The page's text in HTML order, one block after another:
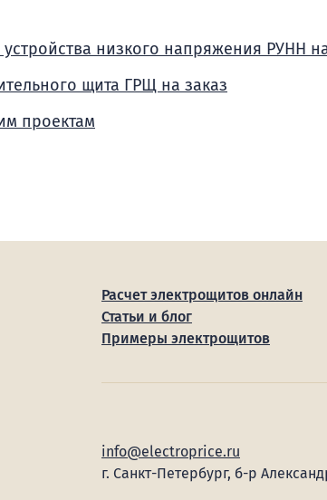
низкого напряжения РУНН
щита ГРЩ на заказ
проектам
Расчет электрощитов онлайн
Статьи и блог
Примеры электрощитов
info@electroprice.ru
г. Санкт-Петербург, б-р